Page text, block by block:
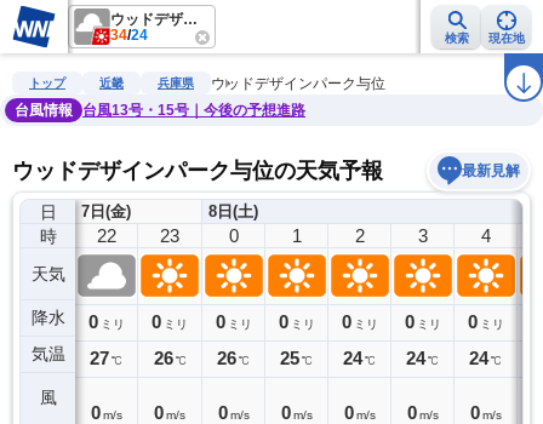
ウッドデザインパーク与位
34/24 検索 現在地
雨雲レーダー 台風情報 地震情報 警報・注意報 ラ
トップ 近畿 兵庫県
ウッドデザインパーク与位
台風情報
台風13号・15号｜今後の予想進路
ウッドデザインパーク与位の天気予報 最新見解
日
時
天気
降水
気温
風
7日(金)
21
0ミリ
28℃
22
0 ミリ
27℃
0 m/s
23
0 ミリ
26 ℃
0m/s
8日(土)
0
0 ミリ
26℃
0 m/s
1
0 ミリ
25℃
0 m/s
2
0 ミリ
24℃
0 m/s
3
0 ミリ
24℃
0 m/s
4
0 ミリ
24℃
0 m/s